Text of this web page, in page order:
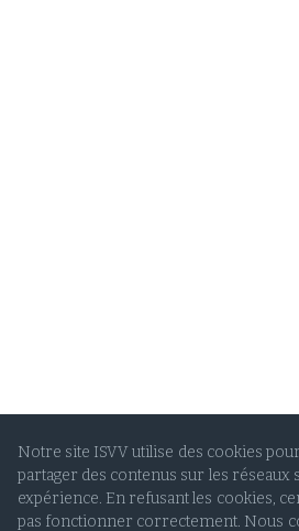
Notre site ISVV utilise des cookies
partager des contenus sur les
expérience. En refusant les cookies,
pas fonctionner correctement. Nous